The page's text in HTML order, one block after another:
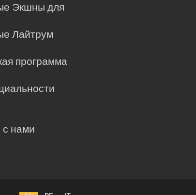
Экшны для
Лайтрум
программа
с нами